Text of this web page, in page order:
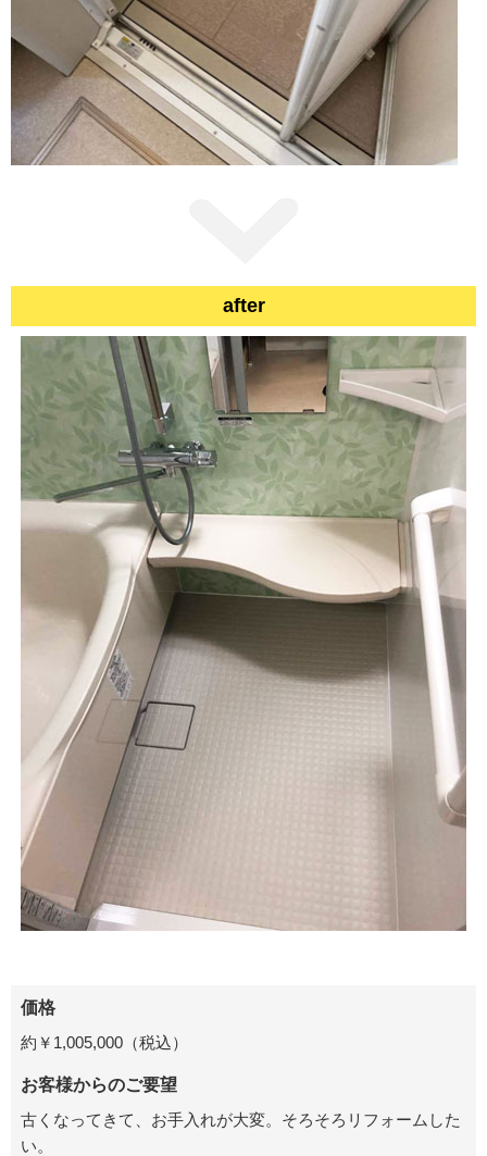
after
価格
約￥1,005,000（税込）
お客様からのご要望
古くなってきて、お手入れが大変。そろそろリフォームした
い。